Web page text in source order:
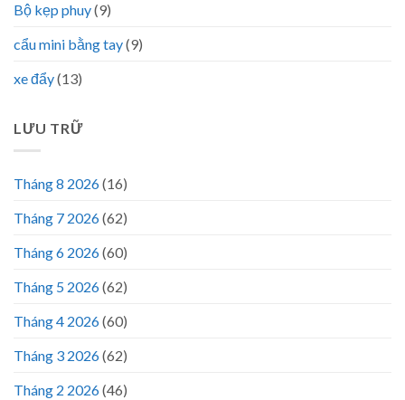
Bộ kẹp phuy(9)
cẩu mini bằng tay(9)
xe đẩy(13)
LƯU TRỮ
Tháng 8 2026(16)
Tháng 7 2026(62)
Tháng 6 2026(60)
Tháng 5 2026(62)
Tháng 4 2026(60)
Tháng 3 2026(62)
Tháng 2 2026(46)